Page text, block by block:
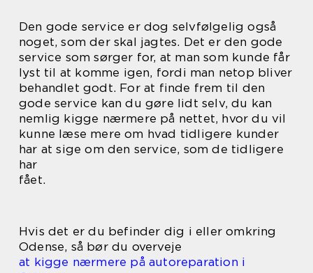
Den gode service er dog selvfølgelig også
noget, som der skal jagtes. Det er den gode
service som sørger for, at man som kunde får
lyst til at komme igen, fordi man netop bliver
behandlet godt. For at finde frem til den
gode service kan du gøre lidt selv, du kan
nemlig kigge nærmere på nettet, hvor du vil
kunne læse mere om hvad tidligere kunder
har at sige om den service, som de tidligere
har
fået.
Hvis det er du befinder dig i eller omkring
Odense, så bør du overveje
at kigge nærmere på autoreparation i